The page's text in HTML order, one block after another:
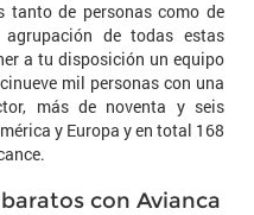
tanto de personas como de
de todas estas
a tu disposición un equipo
mil personas con una
más de noventa y seis
y Europa y en total 168
con Avianca